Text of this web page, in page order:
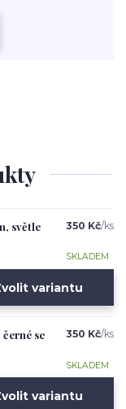
světle
350 Kč/ks
SKLADEM
variantu
se
350 Kč/ks
SKLADEM
variantu